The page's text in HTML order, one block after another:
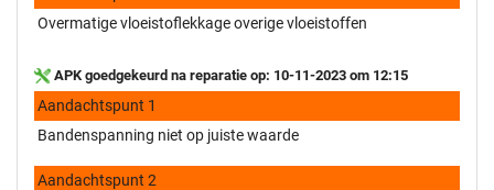
Overmatige vloeistoflekkage overige vloeistoffen
APK goedgekeurd na reparatie op: 10-11-2023 om 12:15
Aandachtspunt 1
Bandenspanning niet op juiste waarde
Aandachtspunt 2